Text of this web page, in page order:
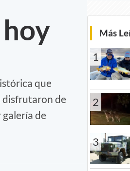
que
disfrutaron de
de
Más
1
2
3